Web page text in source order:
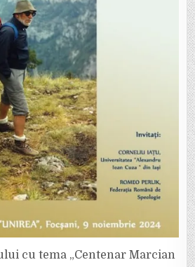
cu tema „Centenar Marcian